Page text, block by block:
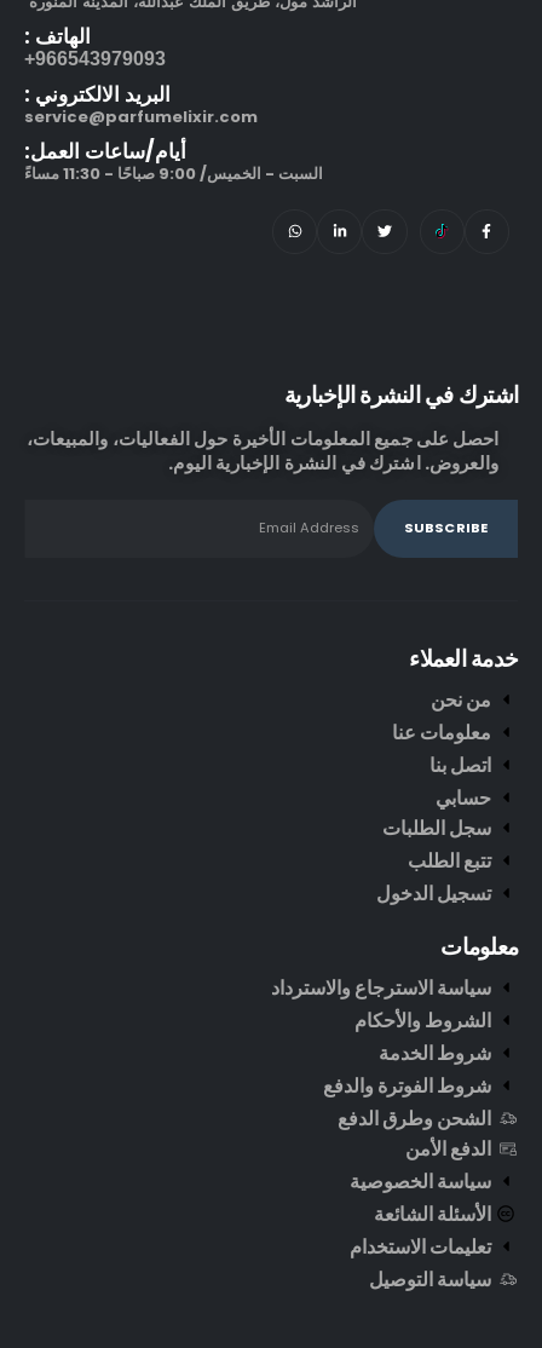
الهاتف :
966543979093+
البريد الالكتروني :
service@parfumelixir.com
أيام/ساعات العمل:
السبت - الخميس/ 9:00 صباحًا - 11:30 مساءً
اشترك في النشرة الإخبارية
احصل على جميع المعلومات الأخيرة حول الفعاليات، والمبيعات،
والعروض. اشترك في النشرة الإخبارية اليوم.
خدمة العملاء
من نحن
معلومات عنا
اتصل بنا
حسابي
سجل الطلبات
تتبع الطلب
تسجيل الدخول
معلومات
سياسة الاسترجاع والاسترداد
الشروط والأحكام
شروط الخدمة
شروط الفوترة والدفع
الشحن وطرق الدفع
الدفع الأمن
سياسة الخصوصية
الأسئلة الشائعة
تعليمات الاستخدام
سياسة التوصيل